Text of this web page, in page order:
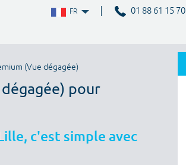
FR 01 88 61 15 70
(Vue dégagée)
pour
c'est simple avec